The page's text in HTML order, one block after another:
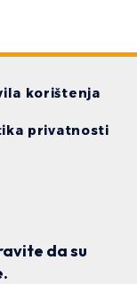
korištenja
privatnosti
da su